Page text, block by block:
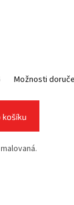
Možnosti
košíku